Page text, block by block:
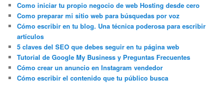
Como iniciar tu propio negocio de web Hosting desde cero
Como preparar mi sitio web para búsquedas por voz
Cómo escribir en tu blog. Una técnica poderosa para escribir
artículos
5 claves del SEO que debes seguir en tu página web
Tutorial de Google My Business y Preguntas Frecuentes
Cómo crear un anuncio en Instagram vendedor
Cómo escribir el contenido que tu público busca